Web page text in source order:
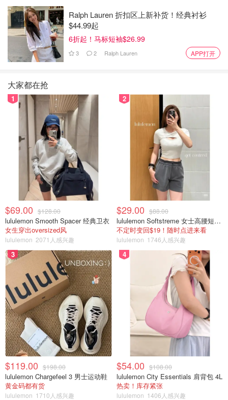
Ottawa Police Service
渥太华警察局（OPS）于6月2日发布公告，请求公众帮助
寻找另外一名14岁的青少年，她最后一次被人看见是在6月
1日在圣劳伦特大道和欢乐公园路地区。
Alora Phillips被描述为一名土著青年，身高4英尺10英寸，
体重90磅，下巴是棕色头发，棕色眼睛。人们最后一次看到
她时，她穿着一件黑色连帽衫，袖子上有白色和黄色，穿着
破洞牛仔裤。
Ralph Lauren 折扣区上新补货！经典衬衫
$44.99起
6折起！马标短袖$26.99
3 2 Ralph Lauren APP打开
大家都在抢
1
$69.00 $128.00
lululemon Smooth Spacer 经典卫衣
女生穿出oversized风
lululemon 2071人感兴趣
2
$29.00 $88.00
lululemon Softstreme 女士高腰短裤 10cm
不定时变回$19！随时点进来看
lululemon 1746人感兴趣
3
$119.00 $198.00
lululemon Chargefeel 3 男士运动鞋
黄金码都有货
lululemon 1710人感兴趣
4
$54.00 $108.00
lululemon City Essentials 肩背包 4L
热卖！库存紧张
lululemon 1406人感兴趣